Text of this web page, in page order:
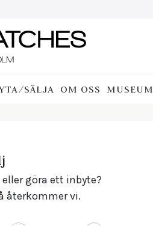
SÄLJA OM OSS MUSEUM
göra ett inbyte?
återkommer vi.